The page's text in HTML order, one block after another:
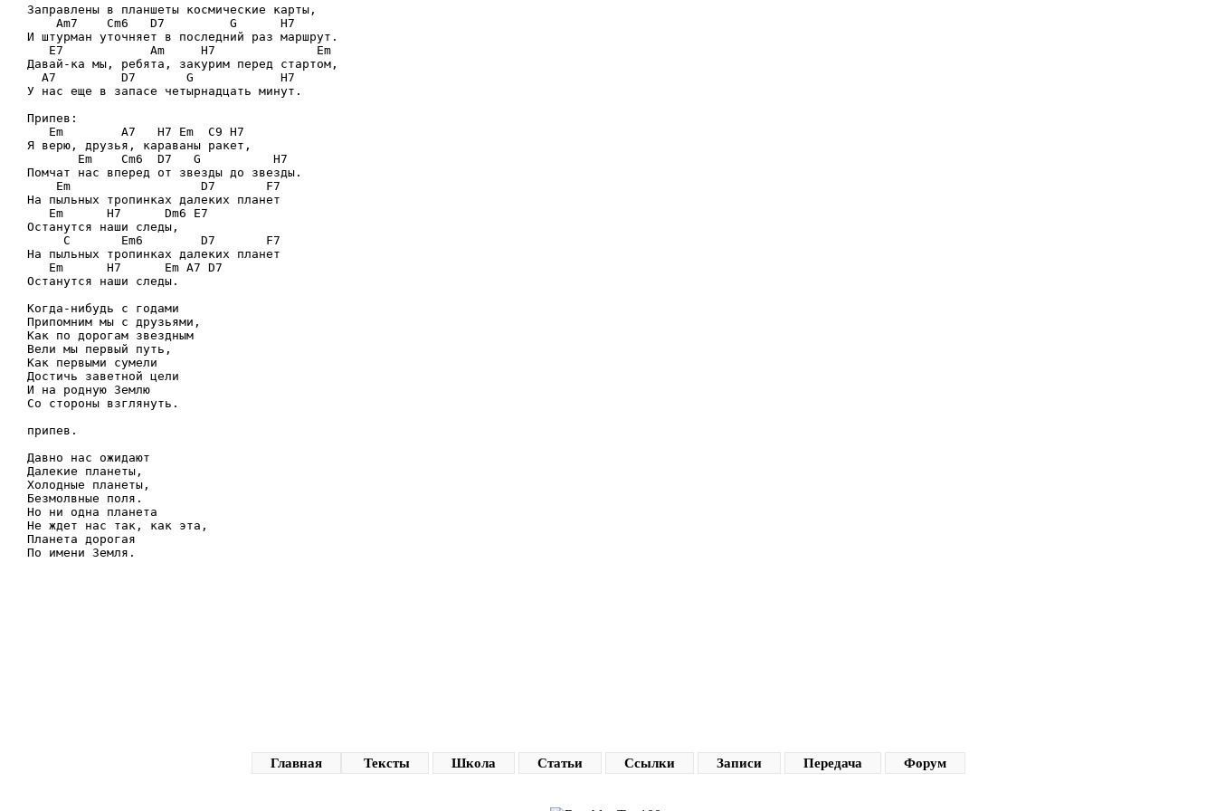
Заправлены в планшеты космические карты,
    Am7    Cm6   D7         G      H7
И штурман уточняет в последний раз маршрут.
   E7            Am     H7              Em
Давай-ка мы, ребята, закурим перед стартом,
  A7         D7       G            H7
У нас еще в запасе четырнадцать минут.
Припев:
   Em        A7   H7 Em  C9 H7
Я верю, друзья, караваны ракет,
       Em    Cm6  D7   G          H7
Помчат нас вперед от звезды до звезды.
    Em                  D7       F7
На пыльных тропинках далеких планет
   Em      H7      Dm6 E7
Останутся наши следы,
     C       Em6        D7       F7
На пыльных тропинках далеких планет
   Em      H7      Em A7 D7
Останутся наши следы.
Когда-нибудь с годами
Припомним мы с друзьями,
Как по дорогам звездным
Вели мы первый путь,
Как первыми сумели
Достичь заветной цели
И на родную Землю
Со стороны взглянуть.
припев.
Давно нас ожидают
Далекие планеты,
Холодные планеты,
Безмолвные поля.
Но ни одна планета
Не ждет нас так, как эта,
Планета дорогая
По имени Земля.
Главная Тексты Школа Статьи Ссылки Записи Передача Форум